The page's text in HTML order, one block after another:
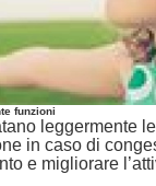
funzioni
leggermente
in caso di
e migliorare